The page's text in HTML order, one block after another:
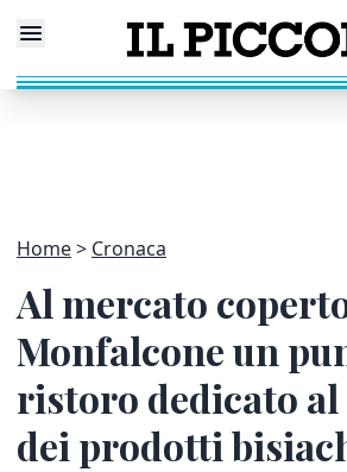
Home Cronaca
Al mercato
Monfalcone un
ristoro dedicato
dei prodotti